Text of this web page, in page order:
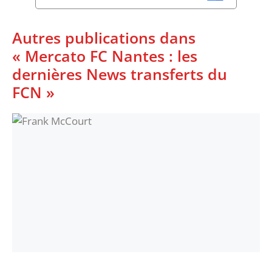
Autres publications dans
« Mercato FC Nantes : les
dernières News transferts du
FCN »